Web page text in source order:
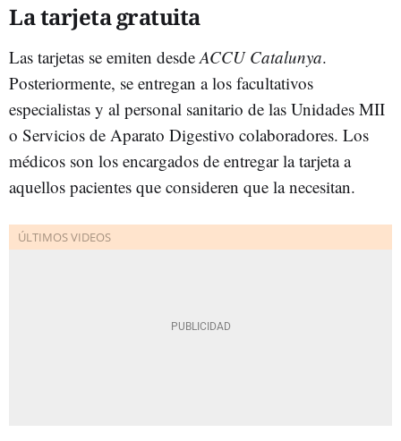
La tarjeta gratuita
Las tarjetas se emiten desde ACCU Catalunya.
Posteriormente, se entregan a los facultativos
especialistas y al personal sanitario de las Unidades MII
o Servicios de Aparato Digestivo colaboradores. Los
médicos son los encargados de entregar la tarjeta a
aquellos pacientes que consideren que la necesitan.